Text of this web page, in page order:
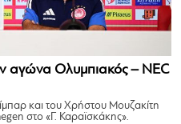
αγώνα Ολυμπιακός – NEC
και του Χρήστου Μουζακίτη
στο «Γ. Καραϊσκάκης».